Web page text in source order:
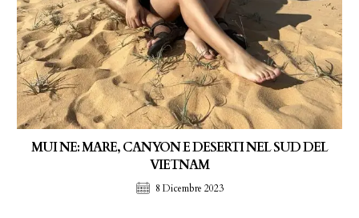
MUI NE: MARE, CANYON E DESERTI NEL SUD DEL
VIETNAM
8 Dicembre 2023